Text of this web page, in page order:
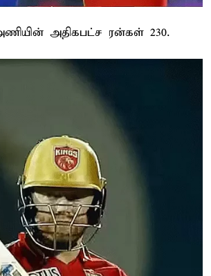
அதிகபட்ச ரன்கள் 230.